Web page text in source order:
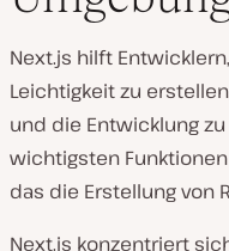
Next.js hilft
Leichtigkeit zu
und die Entwicklung
wichtigsten
das die Erstellung von
Next.js konzentriert